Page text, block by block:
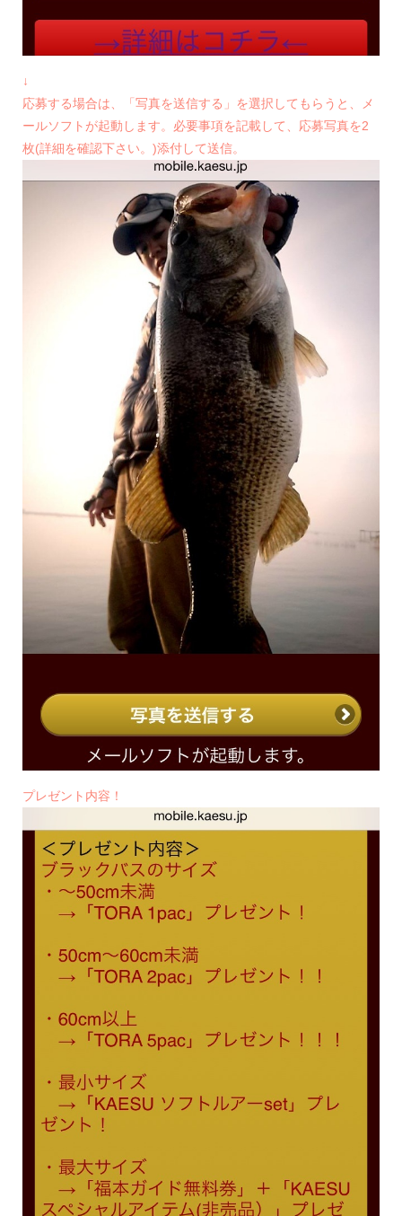
↓
応募する場合は、「写真を送信する」を選択してもらうと、メ
ールソフトが起動します。必要事項を記載して、応募写真を2
枚(詳細を確認下さい。)添付して送信。
プレゼント内容！